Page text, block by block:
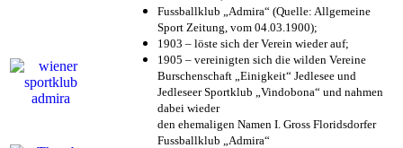
Fussballklub „Admira“ (Quelle: Allgemeine
Sport Zeitung, vom 04.03.1900);
1903 – löste sich der Verein wieder auf;
1905 – vereinigten sich die wilden Vereine
Burschenschaft „Einigkeit“ Jedlesee und
Jedleseer Sportklub „Vindobona“ und nahmen
dabei wieder
den ehemaligen Namen I. Gross Floridsdorfer
Fussballklub „Admira“